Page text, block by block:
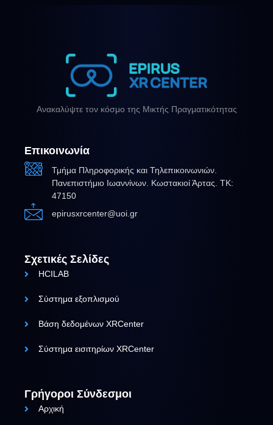
Ανακαλύψτε τον κόσμο της Μικτής Πραγματικότητας
Επικοινωνία
Τμήμα Πληροφορικής και Τηλεπικοινωνιών.
Πανεπιστήμιο Ιωαννίνων. Κωστακιοί Άρτας. ΤΚ:
47150
epirusxrcenter@uoi.gr
Σχετικές Σελίδες
HCILAB
Σύστημα εξοπλισμού
Βάση δεδομένων XRCenter
Σύστημα εισιτηρίων XRCenter
Γρήγοροι Σύνδεσμοι
Αρχική